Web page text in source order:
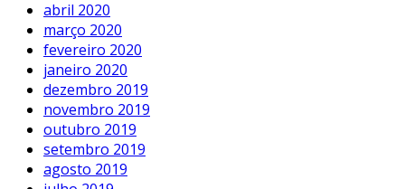
abril 2020
março 2020
fevereiro 2020
janeiro 2020
dezembro 2019
novembro 2019
outubro 2019
setembro 2019
agosto 2019